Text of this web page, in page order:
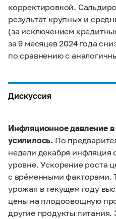
корректировкой.
результат крупных и
(за исключением
за 9 месяцев 2024 года
по сравнению с
Дискуссия
Инфляционное давление
усилилось. По
недели декабря инфляция
уровне. Ускорение роста
с врéменными факторами.
урожая в текущем году
цены на плодоовощную
другие продукты питания.